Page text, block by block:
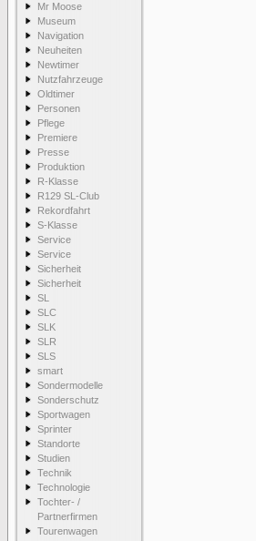
Mr Moose
Museum
Navigation
Neuheiten
Newtimer
Nutzfahrzeuge
Oldtimer
Personen
Pflege
Premiere
Presse
Produktion
R-Klasse
R129 SL-Club
Rekordfahrt
S-Klasse
Service
Service
Sicherheit
Sicherheit
SL
SLC
SLK
SLR
SLS
smart
Sondermodelle
Sonderschutz
Sportwagen
Sprinter
Standorte
Studien
Technik
Technologie
Tochter- /
Partnerfirmen
Tourenwagen